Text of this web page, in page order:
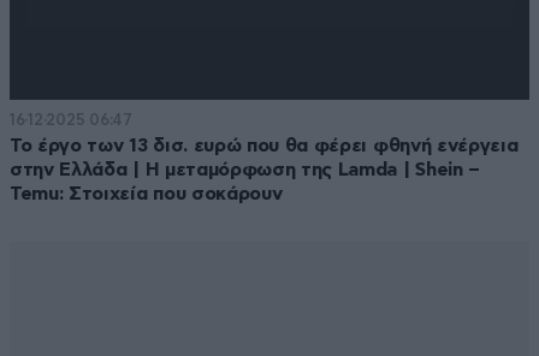
16·12·2025 06:47
Το έργο των 13 δισ. ευρώ που θα φέρει φθηνή ενέργεια
στην Ελλάδα | Η μεταμόρφωση της Lamda | Shein –
Temu: Στοιχεία που σοκάρουν